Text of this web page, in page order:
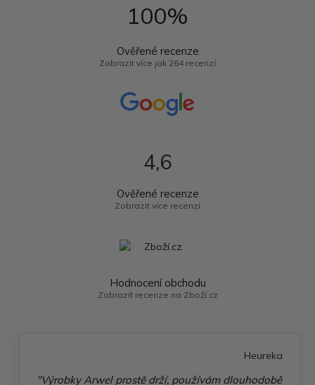
100%
Ověřené recenze
Zobrazit více jak 264 recenzí
4,6
Ověřené recenze
Zobrazit více recenzí
Hodnocení obchodu
Zobrazit recenze na Zboží.cz
Heureka
"Výrobky Arwel prostě drží, používám dlouhodobě